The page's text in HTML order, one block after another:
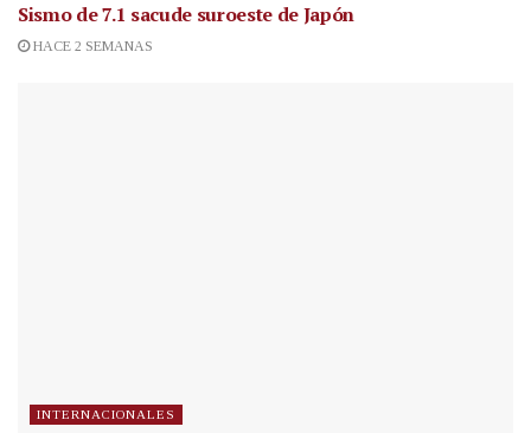
Sismo de 7.1 sacude suroeste de Japón
HACE 2 SEMANAS
INTERNACIONALES